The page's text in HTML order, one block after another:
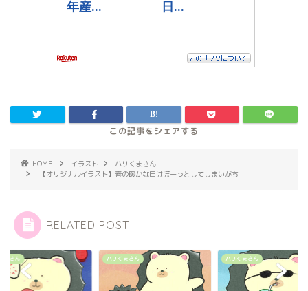
HOME イラスト
ハリくまさん
【オリジナルイラスト】春の暖かな日はぼーっとしてしまいがち
RELATED POST
まさん ハリくまさん ハリくまさん